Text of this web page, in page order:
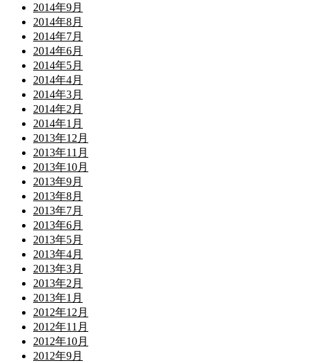
2014年9月
2014年8月
2014年7月
2014年6月
2014年5月
2014年4月
2014年3月
2014年2月
2014年1月
2013年12月
2013年11月
2013年10月
2013年9月
2013年8月
2013年7月
2013年6月
2013年5月
2013年4月
2013年3月
2013年2月
2013年1月
2012年12月
2012年11月
2012年10月
2012年9月